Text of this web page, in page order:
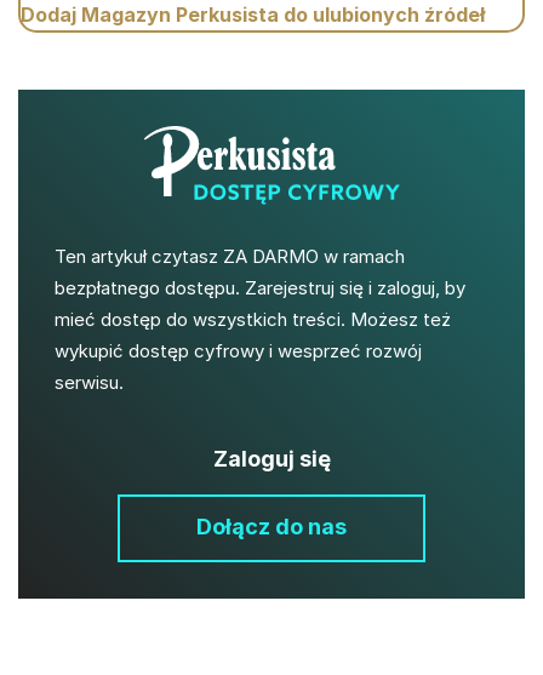
Dodaj Magazyn Perkusista do ulubionych źródeł
Ten artykuł czytasz ZA DARMO w ramach
bezpłatnego dostępu. Zarejestruj się i zaloguj, by
mieć dostęp do wszystkich treści. Możesz też
wykupić dostęp cyfrowy i wesprzeć rozwój
serwisu.
Zaloguj się
Dołącz do nas